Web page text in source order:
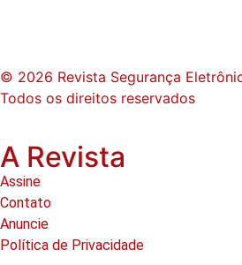
© 2026 Revista Segurança
Todos os direitos reservados
A Revista
Assine
Contato
Anuncie
Política de Privacidade